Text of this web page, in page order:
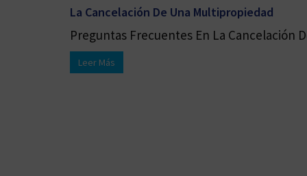
La Cancelación De Una Multipropiedad
Preguntas Frecuentes En La Cancelación
Leer Más